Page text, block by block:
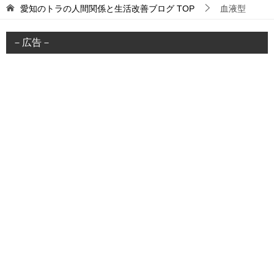
愛知のトラの人間関係と生活改善ブログ TOP 血液型
－広告－